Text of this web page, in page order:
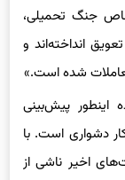
خاص جنگ تحمیلی،
انداخته‌اند و
شده است.»
اینطور پیش‌بینی
دشواری است. با
اخیر ناشی از